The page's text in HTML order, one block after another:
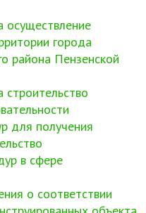
осуществление
города
района Пензенской
для получения
в сфере
о соответствии